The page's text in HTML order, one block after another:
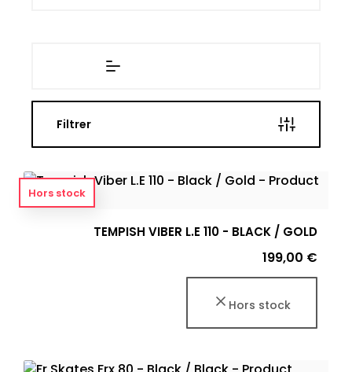
Filtrer
TEMPISH VIBER L.E 110 - BLACK / GOLD
Prix
199,00 €
Hors stock
Hors stock